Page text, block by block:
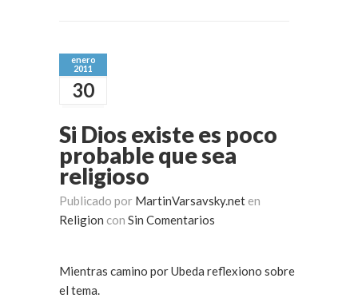
enero
2011
30
Si Dios existe es poco
probable que sea
religioso
Publicado por MartinVarsavsky.net en
Religion con Sin Comentarios
Mientras camino por Ubeda reflexiono sobre
el tema.